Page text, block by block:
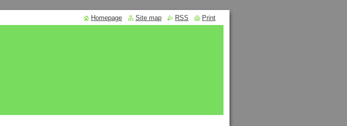
Homepage Site map RSS Print